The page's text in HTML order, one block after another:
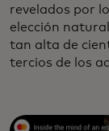
revelados por
elección
tan alta de
tercios de los